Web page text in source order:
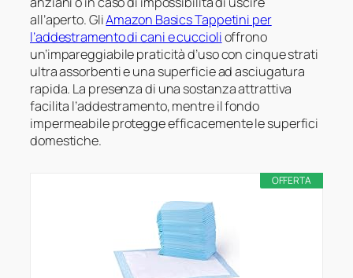
all’aperto. GliAmazon Basics Tappetini per
l’addestramento di cani e cucciolioffrono
un’impareggiabile praticità d’uso con cinque strati
ultra assorbenti e una superficie ad asciugatura
rapida. La presenza di una sostanza attrattiva
facilita l’addestramento, mentre il fondo
impermeabile protegge efficacemente le superfici
domestiche.
OFFERTA